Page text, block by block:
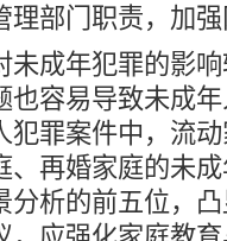
理部门职责，加
成年犯罪的影响
容易导致未成
犯罪案件中，流
、再婚家庭的未
分析的前五位，